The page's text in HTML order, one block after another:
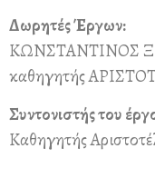
Δωρητές Έργων:
ΚΩΝΣΤΑΝΤΙΝΟΣ
καθηγητής
Συντονιστής του
Καθηγητής